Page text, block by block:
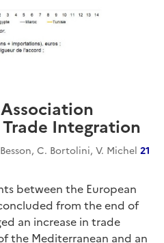
Integration
C. Bortolini, V. Michel 21
between the European
from the end of
an increase in trade
the Mediterranean and an